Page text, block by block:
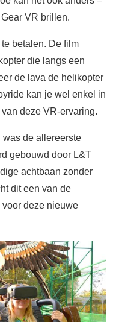
VR brillen.
betalen. De film
die langs een
de lava de helikopter
kan je wel enkel in
deze VR-ervaring.
de allereerste
gebouwd door L&T
achtbaan zonder
dit een van de
deze nieuwe